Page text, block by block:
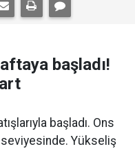
başladı!
başladı. Ons
seviyesinde. Yükseliş